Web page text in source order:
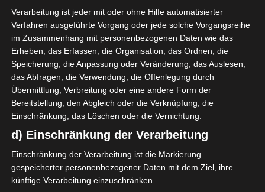
Ich kann Euch sagen, es war ein Traum. Es
war wirklich magisch. Wir hatten das volle
Verwöhnprogramm mit Massage und
Anwendungen.
Die Suite war mit Whirpool, Sauna,
Massageliegen, Wasserbett und einen
schönen Aussenbereich ausgestattet.
Frisches Obst, Champanger und Wasser,
sowie eine große Palette an
Verarbeitung ist jeder mit oder ohne Hilfe automatisierter
Verfahren ausgeführte Vorgang oder jede solche Vorgangsreihe
im Zusammenhang mit personenbezogenen Daten wie das
Erheben, das Erfassen, die Organisation, das Ordnen, die
Speicherung, die Anpassung oder Veränderung, das Auslesen,
das Abfragen, die Verwendung, die Offenlegung durch
Übermittlung, Verbreitung oder eine andere Form der
Bereitstellung, den Abgleich oder die Verknüpfung, die
Einschränkung, das Löschen oder die Vernichtung.
d) Einschränkung der Verarbeitung
Einschränkung der Verarbeitung ist die Markierung
gespeicherter personenbezogener Daten mit dem Ziel, ihre
künftige Verarbeitung einzuschränken.